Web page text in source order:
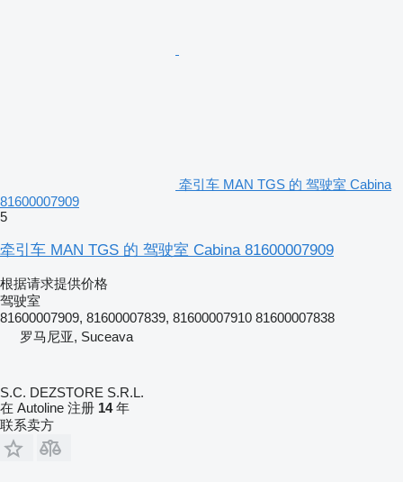
牵引车 MAN TGS 的 驾驶室 Cabina
81600007909
5
牵引车 MAN TGS 的 驾驶室 Cabina 81600007909
根据请求提供价格
驾驶室
81600007909, 81600007839, 81600007910 81600007838
罗马尼亚, Suceava
S.C. DEZSTORE S.R.L.
在 Autoline 注册 14年
联系卖方